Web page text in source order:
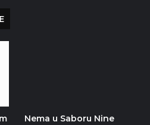
Nema u Saboru Nine